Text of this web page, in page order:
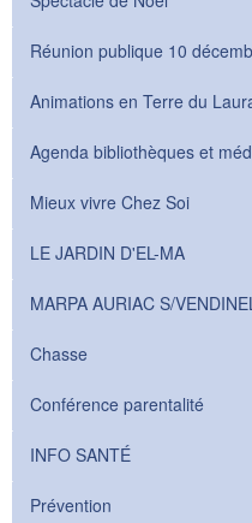
Réunion publique 10
Animations en Terre du
Agenda bibliothèques et
Mieux vivre Chez Soi
LE JARDIN D'EL-MA
MARPA AURIAC S/
Chasse
Conférence parentalité
INFO SANTÉ
Prévention